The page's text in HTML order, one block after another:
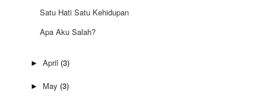
Satu Hati Satu Kehidupan
Apa Aku Salah?
► April (3)
► May (3)